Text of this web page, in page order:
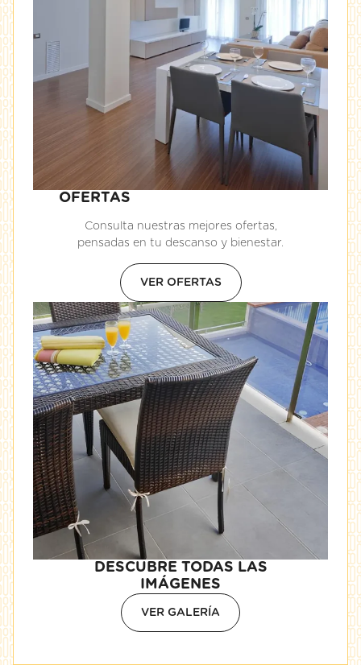
OFERTAS
Consulta nuestras mejores ofertas,
pensadas en tu descanso y bienestar.
VER OFERTAS
DESCUBRE TODAS LAS
IMÁGENES
VER GALERÍA